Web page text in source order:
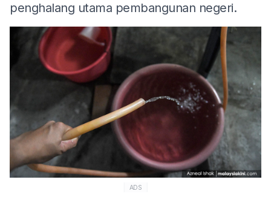
penghalang utama pembangunan negeri.
ADS